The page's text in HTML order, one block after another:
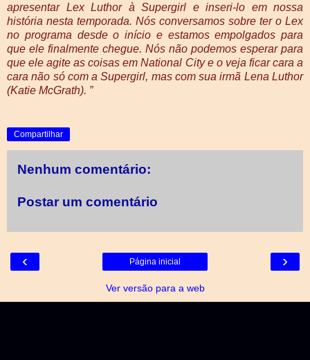
apresentar Lex Luthor à Supergirl e inseri-lo em nossa
história nesta temporada. Nós conversamos sobre ter o Lex
no programa desde o início e estamos empolgados para
que ele finalmente chegue. Nós não podemos esperar para
que ele agite as coisas em National City e o veja ficar cara a
cara não só com a Supergirl, mas com sua irmã Lena Luthor
(Katie McGrath). ”
Compartilhar
Nenhum comentário:
Postar um comentário
‹ ›
Página inicial
Ver versão para a web